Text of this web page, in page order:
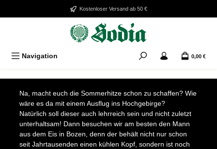
Zum Hauptinhalt springenKostenloser Versand ab 50 €
Navigation 0,00 €
Na, macht euch die Sommerhitze schon zu schaffen? Wie
wäre es da mit einem Ausflug ins Hochgebirge?
Natürlich soll dieser auch lehrreich sein und nicht zuletzt
unterhaltsam! Dann besuchen wir am besten den Mann
aus dem Eis in Bozen, denn der behält nicht nur schon
seit Jahrtausenden einen kühlen Kopf, sondern ist noch